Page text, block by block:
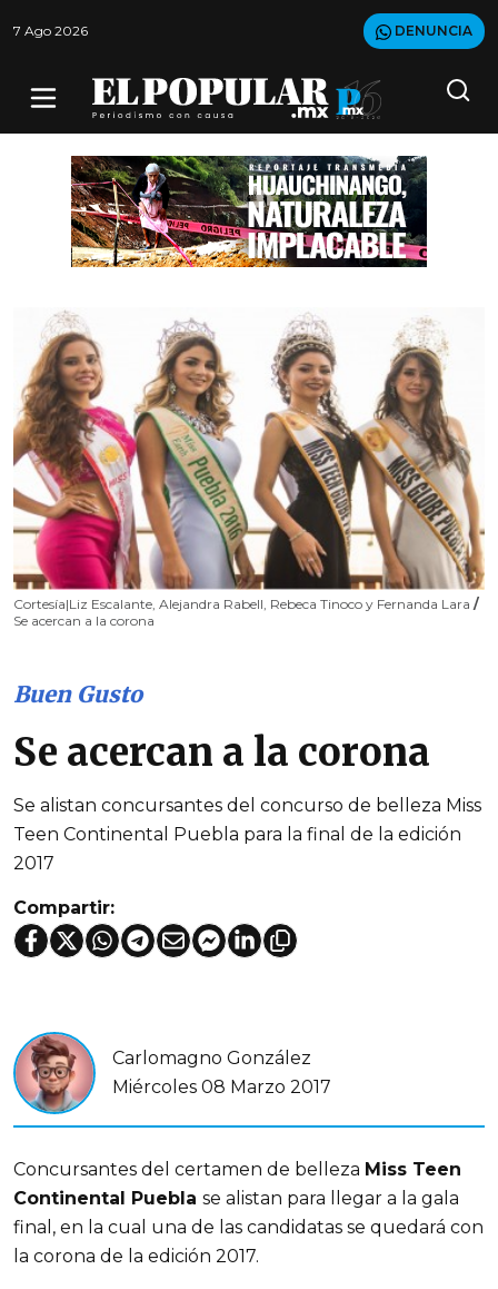
7 Ago 2026 DENUNCIA
Cortesía|Liz Escalante, Alejandra Rabell, Rebeca Tinoco y Fernanda Lara /
Se acercan a la corona
Buen Gusto
Se acercan a la corona
Se alistan concursantes del concurso de belleza Miss
Teen Continental Puebla para la final de la edición
2017
Compartir:
Carlomagno González
Miércoles 08 Marzo 2017
Concursantes del certamen de belleza Miss Teen
Continental Puebla se alistan para llegar a la gala
final, en la cual una de las candidatas se quedará con
la corona de la edición 2017.